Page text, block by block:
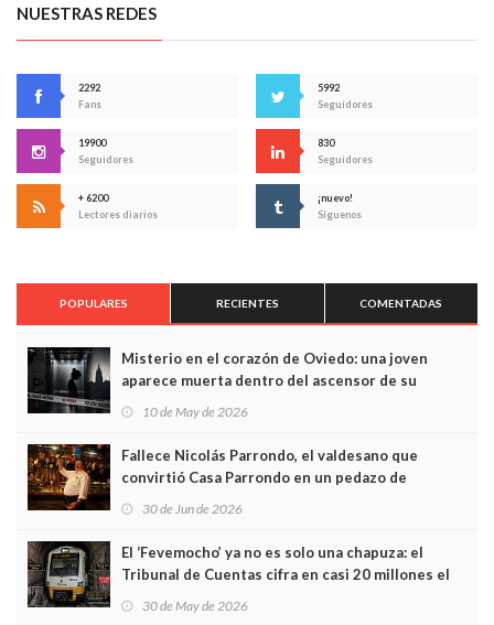
NUESTRAS REDES
2292
Fans
5992
Seguidores
19900
Seguidores
830
Seguidores
+ 6200
Lectores diarios
¡nuevo!
Síguenos
POPULARES RECIENTES COMENTADAS
Misterio en el corazón de Oviedo: una joven
aparece muerta dentro del ascensor de su
10 de May de 2026
Fallece Nicolás Parrondo, el valdesano que
convirtió Casa Parrondo en un pedazo de
30 de Jun de 2026
El ‘Fevemocho’ ya no es solo una chapuza: el
Tribunal de Cuentas cifra en casi 20 millones el
30 de May de 2026